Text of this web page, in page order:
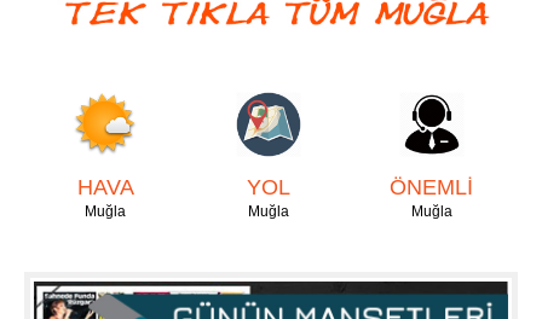
HAVA
Muğla
YOL
Muğla
ÖNEMLİ
Muğla